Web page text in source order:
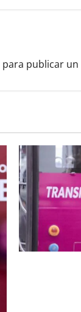
para publicar